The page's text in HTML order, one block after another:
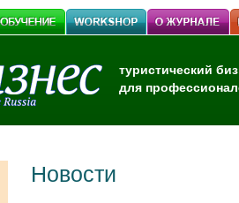
туристический
для
Новости